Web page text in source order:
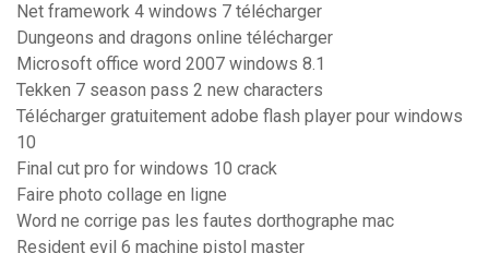
Net framework 4 windows 7 télécharger
Dungeons and dragons online télécharger
Microsoft office word 2007 windows 8.1
Tekken 7 season pass 2 new characters
Télécharger gratuitement adobe flash player pour windows
10
Final cut pro for windows 10 crack
Faire photo collage en ligne
Word ne corrige pas les fautes dorthographe mac
Resident evil 6 machine pistol master